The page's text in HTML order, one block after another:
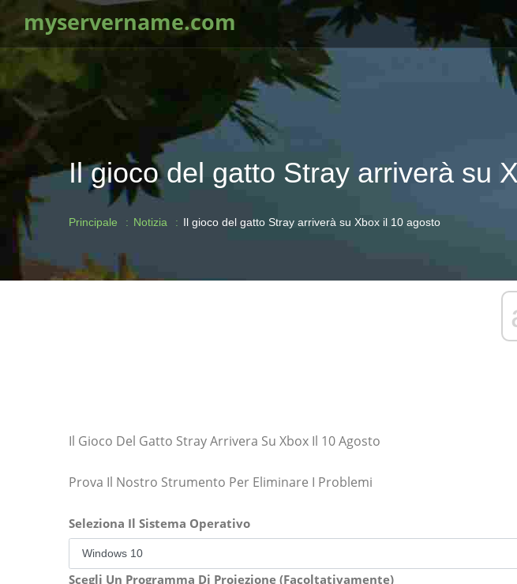
myservername.com
Il gioco del gatto Stray arriverà su
Principale Notizia Il gioco del gatto Stray arriverà su Xbox il 10 agosto
Il Gioco Del Gatto Stray Arrivera Su Xbox Il 10 Agosto
Prova Il Nostro Strumento Per Eliminare I Problemi
Seleziona Il Sistema Operativo
Scegli Un Programma Di Proiezione (Facoltativamente)